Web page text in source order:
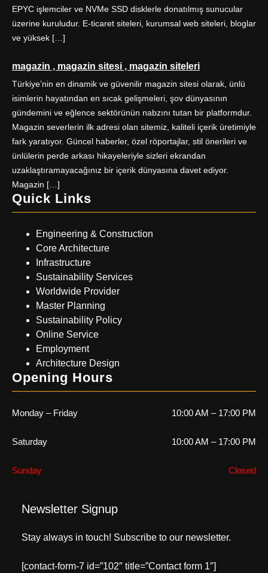
EPYC işlemciler ve NVMe SSD disklerle donatılmış sunucular
üzerine kuruludur. E-ticaret siteleri, kurumsal web siteleri, bloglar
ve yüksek […]
magazin , magazin sitesi , magazin siteleri
Türkiye’nin en dinamik ve güvenilir magazin sitesi olarak, ünlü
isimlerin hayatından en sıcak gelişmeleri, şov dünyasının
gündemini ve eğlence sektörünün nabzını tutan bir platformdur.
Magazin severlerin ilk adresi olan sitemiz, kaliteli içerik üretimiyle
fark yaratıyor. Güncel haberler, özel röportajlar, stil önerileri ve
ünlülerin perde arkası hikayeleriyle sizleri ekrandan
uzaklaştıramayacağınız bir içerik dünyasına davet ediyor.
Magazin […]
Quick Links
Engineering & Construction
Core Architecture
Infrastructure
Sustainability Services
Worldwide Provider
Master Planning
Sustainability Policy
Online Service
Employment
Architecture Design
Opening Hours
Monday – Friday 10:00 AM – 17:00 PM
Saturday 10:00 AM – 17:00 PM
Sunday Closed
Newsletter Signup
Stay always in touch! Subscribe to our newsletter.
[contact-form-7 id=”102″ title=”Contact form 1″]